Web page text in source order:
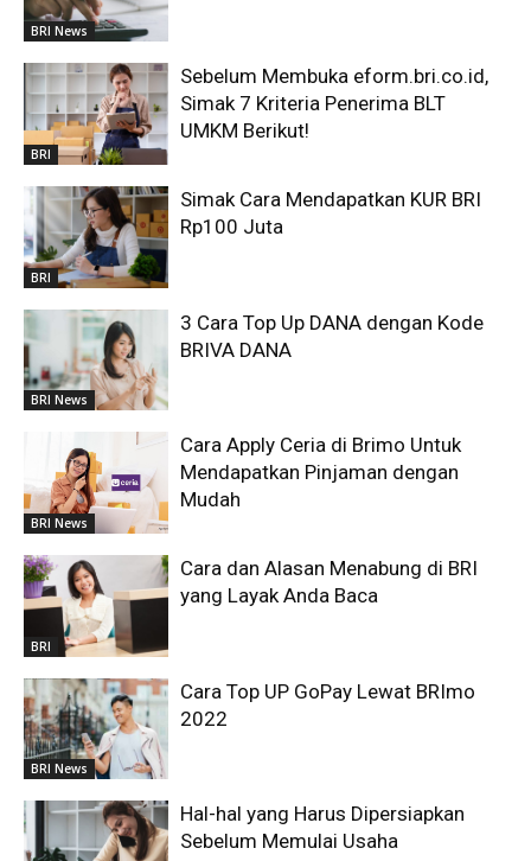
BRI News
BRI
Sebelum Membuka eform.bri.co.id,
Simak 7 Kriteria Penerima BLT
UMKM Berikut!
BRI
Simak Cara Mendapatkan KUR BRI
Rp100 Juta
BRI News
3 Cara Top Up DANA dengan Kode
BRIVA DANA
BRI News
Cara Apply Ceria di Brimo Untuk
Mendapatkan Pinjaman dengan
Mudah
BRI
Cara dan Alasan Menabung di BRI
yang Layak Anda Baca
BRI News
Cara Top UP GoPay Lewat BRImo
2022
Hal-hal yang Harus Dipersiapkan
Sebelum Memulai Usaha